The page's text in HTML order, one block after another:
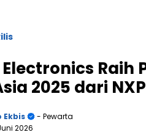
2025 dari
Ekbis
- Pewarta
2026